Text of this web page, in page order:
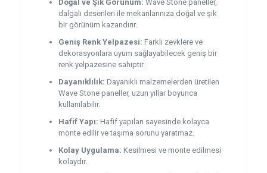
Doğal ve Şık Görünüm: Wave Stone paneller,
dalgalı desenleri ile mekanlarınıza doğal ve şık
bir görünüm kazandırır.
Geniş Renk Yelpazesi: Farklı zevklere ve
dekorasyonlara uyum sağlayabilecek geniş bir
renk yelpazesine sahiptir.
Dayanıklılık: Dayanıklı malzemelerden üretilen
Wave Stone paneller, uzun yıllar boyunca
kullanılabilir.
Hafif Yapı: Hafif yapıları sayesinde kolayca
monte edilir ve taşıma sorunu yaratmaz.
Kolay Uygulama: Kesilmesi ve monte edilmesi
kolaydır.